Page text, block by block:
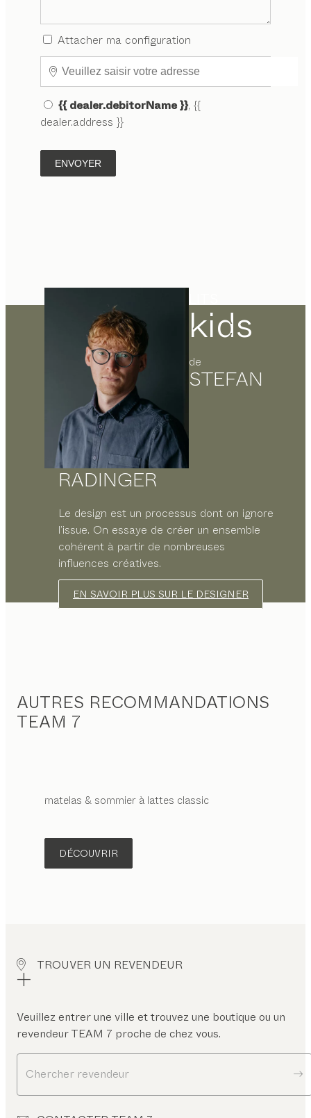
Attacher ma configuration
{{ dealer.debitorName }}, {{
dealer.address }}
ENVOYER
kids
de
STEFAN
RADINGER
Le design est un processus dont on ignore
l’issue. On essaye de créer un ensemble
cohérent à partir de nombreuses
influences créatives.
EN SAVOIR PLUS SUR LE DESIGNER
AUTRES RECOMMANDATIONS
TEAM 7
matelas & sommier à lattes classic
DÉCOUVRIR
TROUVER UN REVENDEUR
Veuillez entrer une ville et trouvez une boutique ou un
revendeur TEAM 7 proche de chez vous.
Chercher revendeur